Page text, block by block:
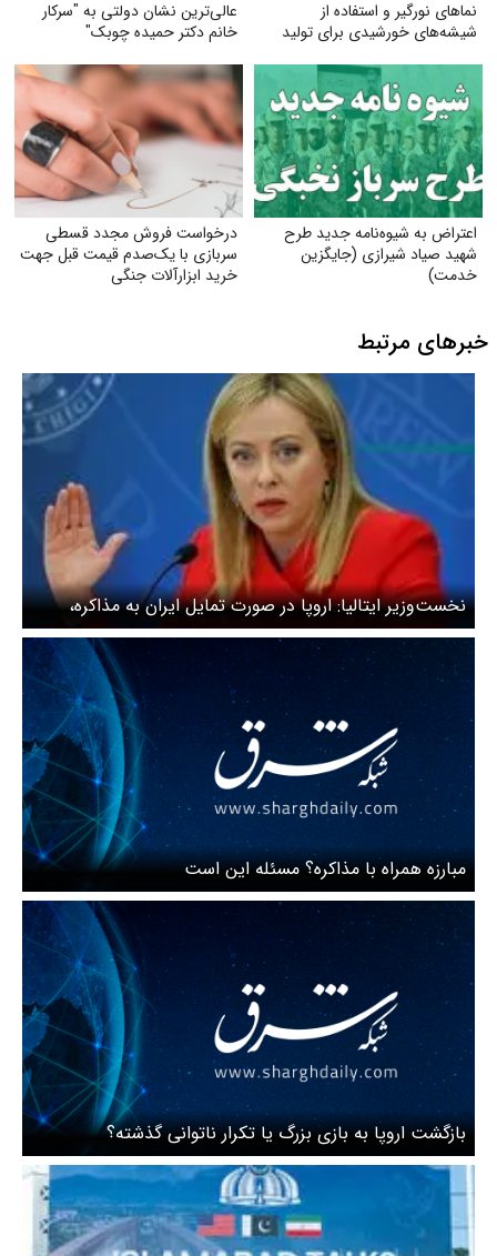
نماهای نورگیر و استفاده از
شیشه‌های خورشیدی برای تولید
عالی‌ترین نشان دولتی به "سرکار
خانم دکتر حمیده چوبک"
اعتراض به شیوه‌نامه جدید طرح
شهید صیاد شیرازی (جایگزین
خدمت)
درخواست فروش مجدد قسطی
سربازی با یک‌صدم قیمت قبل جهت
خرید ابزارآلات جنگی
خبرهای مرتبط
نخست‌وزیر ایتالیا: اروپا در صورت تمایل ایران به مذاکره،
تحریم‌ها را کاهش دهد
مبارزه همراه با مذاکره؟ مسئله این است
بازگشت اروپا به بازی بزرگ یا تکرار ناتوانی گذشته؟